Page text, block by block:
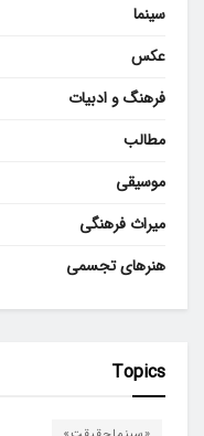
سینما
عکس
فرهنگ و ادبیات
مطالب
موسیقی
میراث فرهنگی
هنرهای تجسمی
Topics